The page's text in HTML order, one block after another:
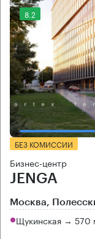
8.2
БЕЗ КОМИССИИ
Бизнес-центр
JENGA
Москва,
Щукинская → 570